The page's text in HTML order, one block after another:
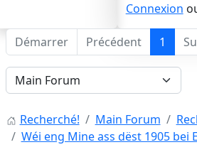
Connexion
Démarrer Précédent 1
Recherché! Main Forum
Wéi eng Mine ass dëst 1905 bei